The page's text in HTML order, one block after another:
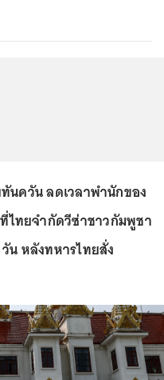
นควัน ลดเวลาพำนักของ
ไทยจำกัดวีซ่าชาวกัมพูชา
น หลังทหารไทยสั่ง